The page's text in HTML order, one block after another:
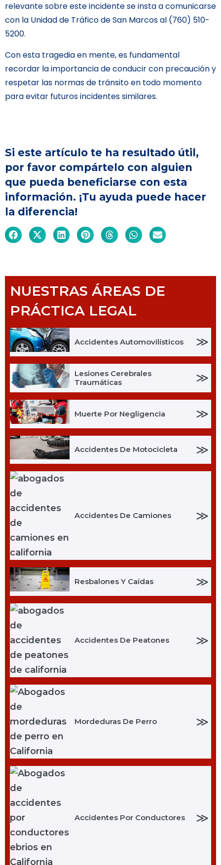
relevante sobre este incidente se insta a comunicarse
con la Unidad de Tráfico de San Marcos al (760) 510-
5200.
Con esta tragedia en mente, es fundamental
recordar la importancia de conducir con precaución y
respetar las normas de tránsito en todo momento
para evitar futuros incidentes similares.
Si este artículo te ha resultado útil,
por favor compártelo con alguien
que pueda beneficiarse con esta
información. ¡Tu ayuda puede hacer
la diferencia!
NUESTRAS ÁREAS DE
PRÁCTICA LEGAL
Accidentes Automovilísticos ≫
Lesiones Cerebrales
Traumáticas
≫
Muerte Por Negligencia ≫
Accidentes De Motocicleta ≫
Accidentes De Camiones ≫
Resbalones Y Caídas ≫
Accidentes De Peatones ≫
Mordeduras De Perro ≫
Accidentes Por Conductores ≫